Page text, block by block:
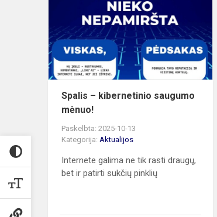
Spalis – kibernetinio saugumo
mėnuo!
Paskelbta: 2025-10-13
Kategorija: Aktualijos
Internete galima ne tik rasti draugų,
bet ir patirti sukčių pinklių